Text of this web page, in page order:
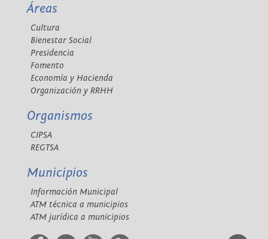
Áreas
Cultura
Bienestar Social
Presidencia
Fomento
Economía y Hacienda
Organización y RRHH
Organismos
CIPSA
REGTSA
Municipios
Información Municipal
ATM técnica a municipios
ATM jurídica a municipios